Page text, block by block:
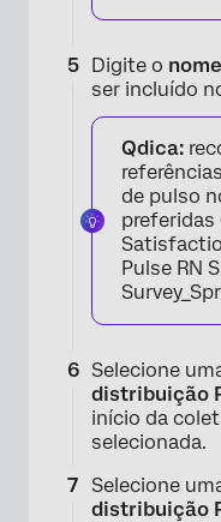
Digite o
ser incluído
Qdica:
de pulso
preferidas
Pulse RN
Selecione
distribuição
início da
selecionada.
Selecione
distribuição